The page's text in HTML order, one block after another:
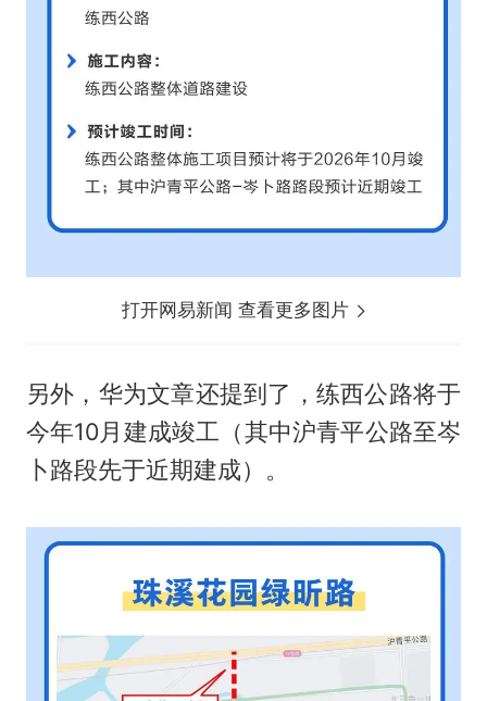
打开网易新闻 查看更多图片
另外，华为文章还提到了，练西公路将于
今年10月建成竣工（其中沪青平公路至岑
卜路段先于近期建成）。